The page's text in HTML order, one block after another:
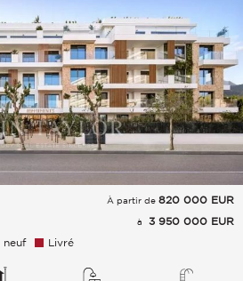
À partir de 820 000 EUR
à
3 950 000 EUR
neuf Livré